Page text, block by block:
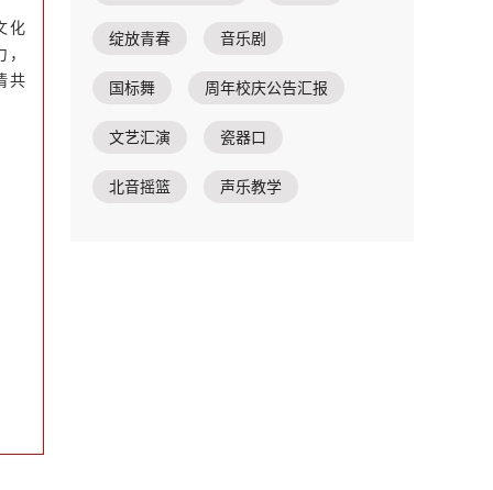
化
共
绽放青春 音乐剧
国标舞 周年校庆公告汇报
文艺汇演 瓷器口
北音摇篮 声乐教学